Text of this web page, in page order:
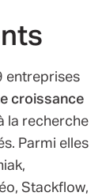
entreprises
croissance
la recherche
Parmi elles
Stackflow,